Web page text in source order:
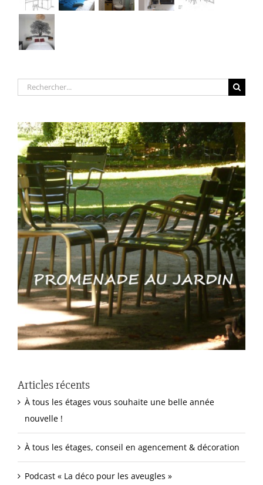
Rechercher:
Articles récents
À tous les étages vous souhaite une belle année
nouvelle !
À tous les étages, conseil en agencement & décoration
Podcast « La déco pour les aveugles »